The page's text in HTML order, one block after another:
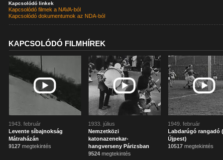
Kapcsolódó linkek
Kapcsolódó filmek a NAVA-ból
Kapcsolódó dokumentumok az NDA-ból
KAPCSOLÓDÓ FILMHÍREK
1943. február
Levente síbajnokság
Mátraházán
9127 megtekintés
1933. július
Nemzetközi
katonazenekar-
hangverseny Párizsban
9524 megtekintés
1949. február
Labdarúgó rangadó
Újpest)
10517 megtekintés